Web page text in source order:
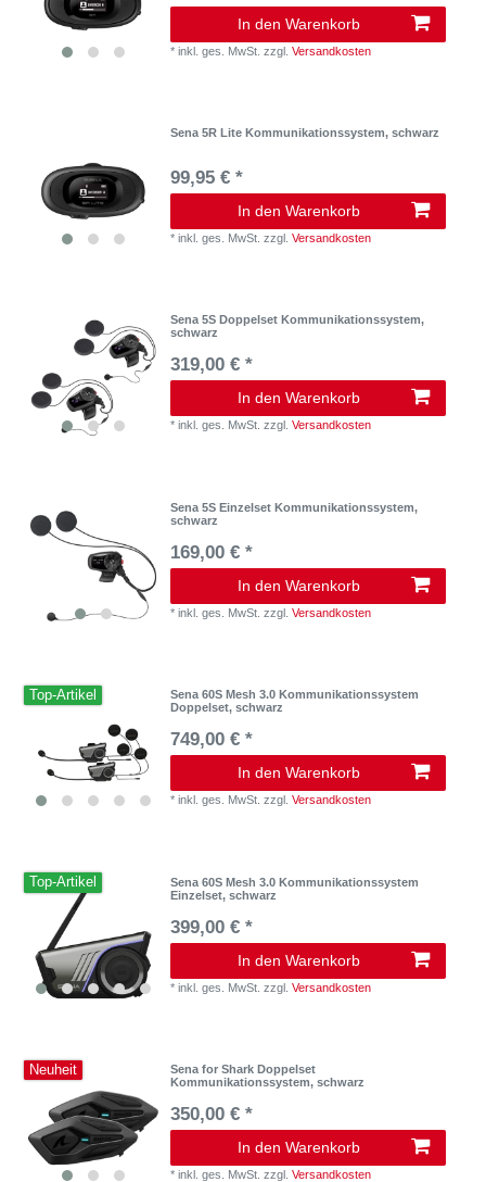
In den Warenkorb
*inkl. ges. MwSt. zzgl.Versandkosten
Sena 5R Lite Kommunikationssystem, schwarz
99,95 € *
In den Warenkorb
*inkl. ges. MwSt. zzgl.Versandkosten
Sena 5S Doppelset Kommunikationssystem,
schwarz
319,00 € *
In den Warenkorb
*inkl. ges. MwSt. zzgl.Versandkosten
Sena 5S Einzelset Kommunikationssystem,
schwarz
169,00 € *
In den Warenkorb
*inkl. ges. MwSt. zzgl.Versandkosten
Top-Artikel
Sena 60S Mesh 3.0 Kommunikationssystem
Doppelset, schwarz
749,00 € *
In den Warenkorb
*inkl. ges. MwSt. zzgl.Versandkosten
Top-Artikel
Sena 60S Mesh 3.0 Kommunikationssystem
Einzelset, schwarz
399,00 € *
In den Warenkorb
*inkl. ges. MwSt. zzgl.Versandkosten
Neuheit
Sena for Shark Doppelset
Kommunikationssystem, schwarz
350,00 € *
In den Warenkorb
*inkl. ges. MwSt. zzgl.Versandkosten